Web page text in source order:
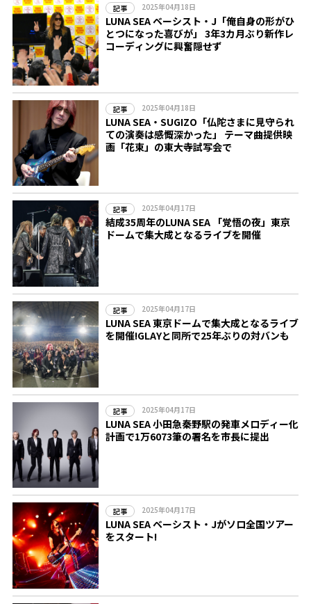
記事 2025年04月18日
LUNA SEA ベーシスト・J「俺自身の形がひ
とつになった喜びが」 3年3カ月ぶり新作レ
コーディングに興奮隠せず
記事 2025年04月18日
LUNA SEA・SUGIZO「仏陀さまに見守られ
ての演奏は感慨深かった」 テーマ曲提供映
画「花束」の東大寺試写会で
記事 2025年04月17日
結成35周年のLUNA SEA 「覚悟の夜」東京
ドームで集大成となるライブを開催
記事 2025年04月17日
LUNA SEA 東京ドームで集大成となるライブ
を開催!GLAYと同所で25年ぶりの対バンも
記事 2025年04月17日
LUNA SEA 小田急秦野駅の発車メロディー化
計画で1万6073筆の署名を市長に提出
記事 2025年04月17日
LUNA SEA ベーシスト・Jがソロ全国ツアー
をスタート!